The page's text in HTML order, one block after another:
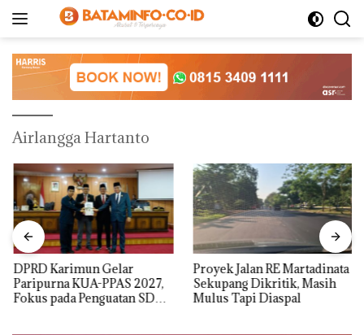
Airlangga Hartanto
DPRD Karimun Gelar
Paripurna KUA-PPAS 2027,
Fokus pada Penguatan SDM,
Proyek Jalan RE Martadinata
Sekupang Dikritik, Masih
Mulus Tapi Diaspal